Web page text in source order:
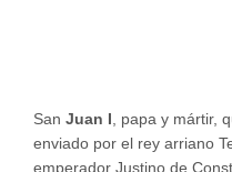
San Juan I , papa y mártir,
enviado por el rey arriano
emperador Justino de